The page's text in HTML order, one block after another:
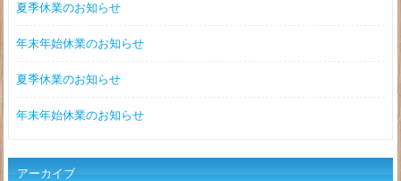
夏季休業のお知らせ
年末年始休業のお知らせ
夏季休業のお知らせ
年末年始休業のお知らせ
アーカイブ